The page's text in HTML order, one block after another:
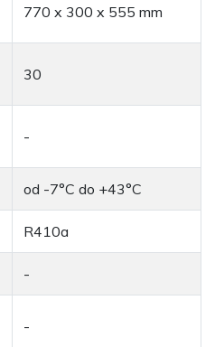
770 x 300 x 555 mm
30
-
od -7°C do +43°C
R410a
-
-